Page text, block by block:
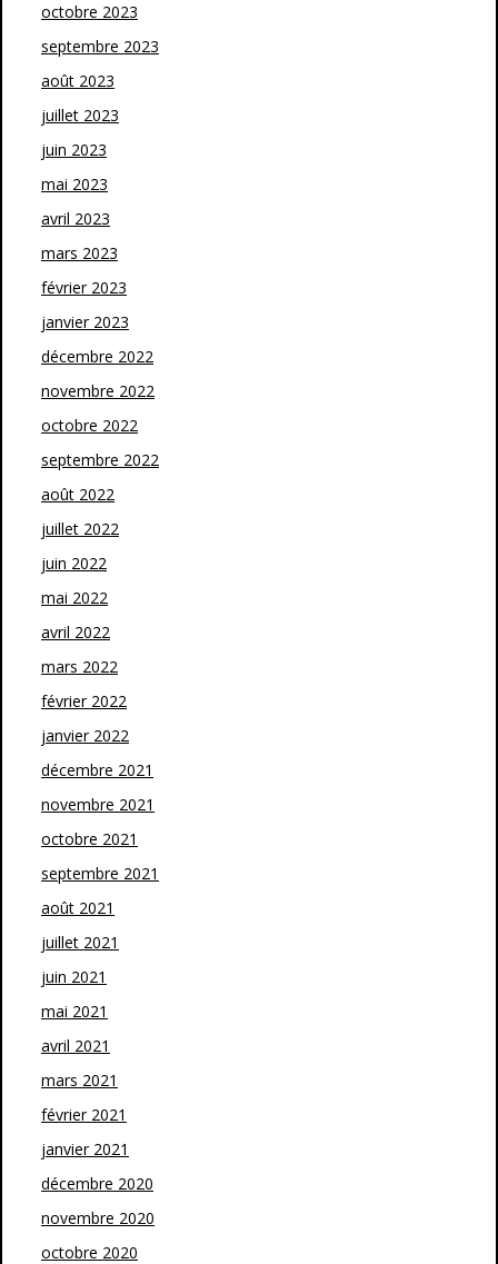
octobre 2023
septembre 2023
août 2023
juillet 2023
juin 2023
mai 2023
avril 2023
mars 2023
février 2023
janvier 2023
décembre 2022
novembre 2022
octobre 2022
septembre 2022
août 2022
juillet 2022
juin 2022
mai 2022
avril 2022
mars 2022
février 2022
janvier 2022
décembre 2021
novembre 2021
octobre 2021
septembre 2021
août 2021
juillet 2021
juin 2021
mai 2021
avril 2021
mars 2021
février 2021
janvier 2021
décembre 2020
novembre 2020
octobre 2020